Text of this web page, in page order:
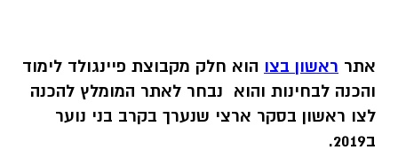
אתר ראשון בצו הוא חלק מקבוצת פיינגולד לימוד
והכנה לבחינות והוא נבחר לאתר המומלץ להכנה
לצו ראשון בסקר ארצי שנערך בקרב בני נוער
ב2019.